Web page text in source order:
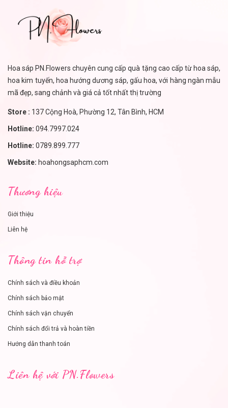
Hoa sáp PN.Flowers chuyên cung cấp quà tặng cao cấp từ hoa sáp,
hoa kim tuyến, hoa hướng dương sáp, gấu hoa, với hàng ngàn mẫu
mã đẹp, sang chảnh và giá cả tốt nhất thị trường
Store : 137 Cộng Hoà, Phường 12, Tân Bình, HCM
Hotline: 094.7997.024
Hotline: 0789.899.777
Website: hoahongsaphcm.com
Thương hiệu
Giới thiệu
Liên hệ
Thông tin hỗ trợ
Chính sách và điều khoản
Chính sách bảo mật
Chính sách vận chuyển
Chính sách đổi trả và hoàn tiền
Hướng dẫn thanh toán
Liên hệ với PN.Flowers